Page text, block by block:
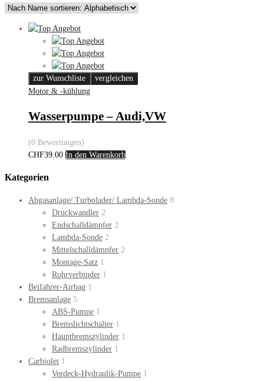
zur Wunschliste
vergleichen
Motor & -kühlung
Wasserpumpe – Audi,VW
(0 Bewertungen)
CHF39.00 In den Warenkorb
Kategorien
Abgasanlage/ Turbolader/ Lambda-Sonde 8
Druckwandler 2
Endschalldämpfer 2
Lambda-Sonde 2
Mittelschalldämpfer 2
Montage-Satz 1
Rohrverbinder 1
Beifahrer-Airbag 1
Bremsanlage 5
ABS-Pumpe 1
Bremslichtschalter 1
Hauptbremszylinder 1
Radbremszylinder 1
Carbiolet 1
Verdeck-Hydraulik-Pumpe 1